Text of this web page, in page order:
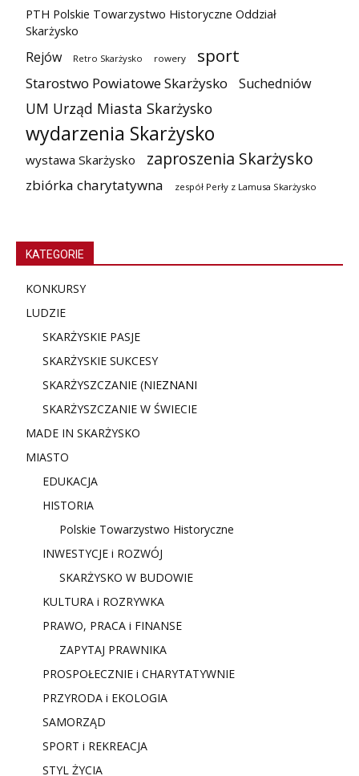
PTH Polskie Towarzystwo Historyczne Oddział
Skarżysko
Rejów Retro Skarżysko rowery sport
Starostwo Powiatowe Skarżysko Suchedniów
UM Urząd Miasta Skarżysko
wydarzenia Skarżysko
wystawa Skarżysko zaproszenia Skarżysko
zbiórka charytatywna zespół Perły z Lamusa Skarżysko
KATEGORIE
KONKURSY
LUDZIE
SKARŻYSKIE PASJE
SKARŻYSKIE SUKCESY
SKARŻYSZCZANIE (NIEZNANI
SKARŻYSZCZANIE W ŚWIECIE
MADE IN SKARŻYSKO
MIASTO
EDUKACJA
HISTORIA
Polskie Towarzystwo Historyczne
INWESTYCJE i ROZWÓJ
SKARŻYSKO W BUDOWIE
KULTURA i ROZRYWKA
PRAWO, PRACA i FINANSE
ZAPYTAJ PRAWNIKA
PROSPOŁECZNIE i CHARYTATYWNIE
PRZYRODA i EKOLOGIA
SAMORZĄD
SPORT i REKREACJA
STYL ŻYCIA